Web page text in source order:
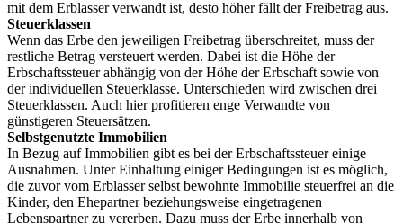
mit dem Erblasser verwandt ist, desto höher fällt der Freibetrag aus.
Steuerklassen
Wenn das Erbe den jeweiligen Freibetrag überschreitet, muss der
restliche Betrag versteuert werden. Dabei ist die Höhe der
Erbschaftssteuer abhängig von der Höhe der Erbschaft sowie von
der individuellen Steuerklasse. Unterschieden wird zwischen drei
Steuerklassen. Auch hier profitieren enge Verwandte von
günstigeren Steuersätzen.
Selbstgenutzte Immobilien
In Bezug auf Immobilien gibt es bei der Erbschaftssteuer einige
Ausnahmen. Unter Einhaltung einiger Bedingungen ist es möglich,
die zuvor vom Erblasser selbst bewohnte Immobilie steuerfrei an die
Kinder, den Ehepartner beziehungsweise eingetragenen
Lebenspartner zu vererben. Dazu muss der Erbe innerhalb von